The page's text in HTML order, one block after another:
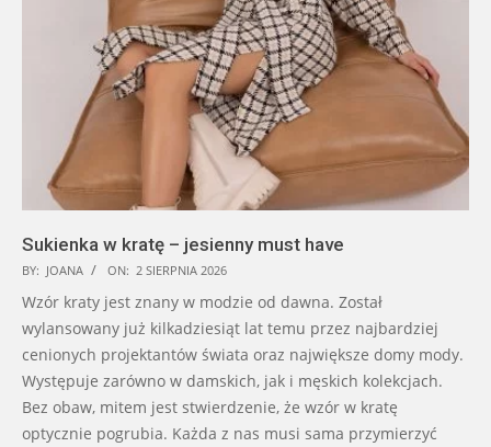
Sukienka w kratę – jesienny must have
BY: JOANA ON: 2 SIERPNIA 2026
Wzór kraty jest znany w modzie od dawna. Został
wylansowany już kilkadziesiąt lat temu przez najbardziej
cenionych projektantów świata oraz największe domy mody.
Występuje zarówno w damskich, jak i męskich kolekcjach.
Bez obaw, mitem jest stwierdzenie, że wzór w kratę
optycznie pogrubia. Każda z nas musi sama przymierzyć